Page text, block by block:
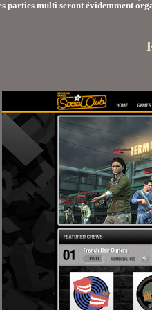
parties multi seront évidemment